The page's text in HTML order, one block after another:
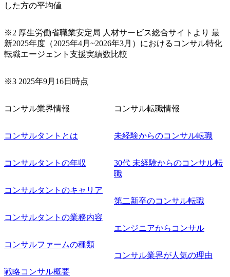
した方の平均値
※2 厚生労働省職業安定局 人材サービス総合サイトより 最
新2025年度（2025年4月~2026年3月）におけるコンサル特化
転職エージェント支援実績数比較
※3 2025年9月16日時点
コンサル業界情報
コンサルタントとは
コンサルタントの年収
コンサルタントのキャリア
コンサルタントの業務内容
コンサルファームの種類
戦略コンサル概要
コンサル転職情報
未経験からのコンサル転職
30代 未経験からのコンサル転
職
第二新卒のコンサル転職
エンジニアからコンサル
コンサル業界が人気の理由